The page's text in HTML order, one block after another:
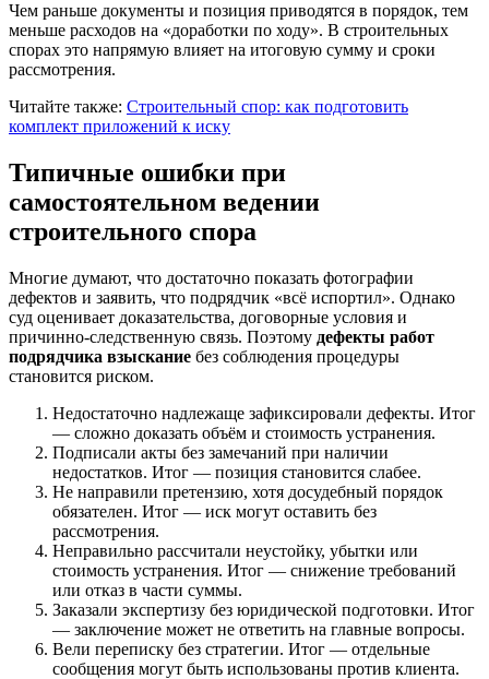
Чем раньше документы и позиция приводятся в порядок, тем
меньше расходов на «доработки по ходу». В строительных
спорах это напрямую влияет на итоговую сумму и сроки
рассмотрения.
Читайте также: Строительный спор: как подготовить
комплект приложений к иску
Типичные ошибки при
самостоятельном ведении
строительного спора
Многие думают, что достаточно показать фотографии
дефектов и заявить, что подрядчик «всё испортил». Однако
суд оценивает доказательства, договорные условия и
причинно-следственную связь. Поэтому дефекты работ
подрядчика взыскание без соблюдения процедуры
становится риском.
Недостаточно надлежаще зафиксировали дефекты. Итог
— сложно доказать объём и стоимость устранения.
Подписали акты без замечаний при наличии
недостатков. Итог — позиция становится слабее.
Не направили претензию, хотя досудебный порядок
обязателен. Итог — иск могут оставить без
рассмотрения.
Неправильно рассчитали неустойку, убытки или
стоимость устранения. Итог — снижение требований
или отказ в части суммы.
Заказали экспертизу без юридической подготовки. Итог
— заключение может не ответить на главные вопросы.
Вели переписку без стратегии. Итог — отдельные
сообщения могут быть использованы против клиента.